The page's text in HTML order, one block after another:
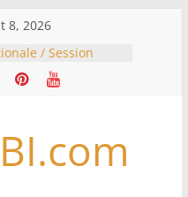
8, 2026
/ Session
commissions
du jour ce lundi
élu président
de trois mois